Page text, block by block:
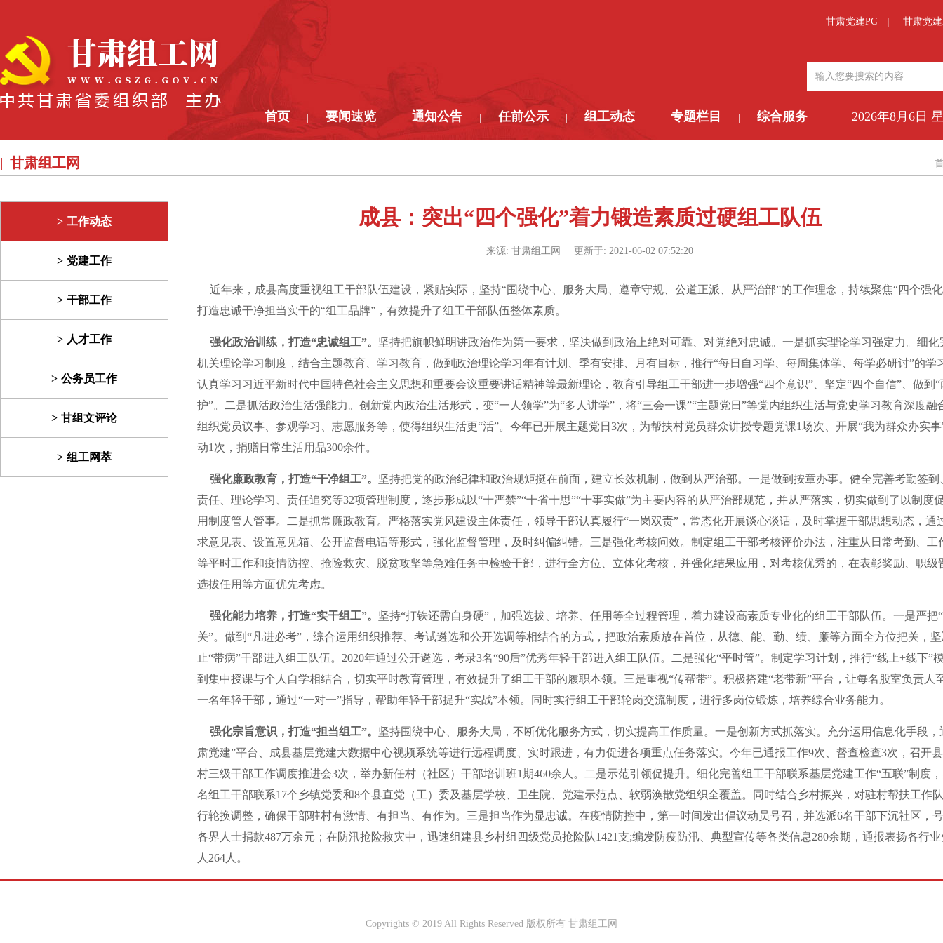
甘肃党建PC 甘肃党
首页 要闻速览 | 通知公告 | 任前公示 | 组工动态 专题栏目 综合服务 2026年8月6日
甘肃组工网
工作动态
党建工作
干部工作
人才工作
公务员工作
甘组文评论
组工网萃
成县：突出“四个强化”着力锻造素质过硬组工队伍
来源: 甘肃组工网 更新于: 2021-06-02 07:52:20
近年来，成县高度重视组工干部队伍建设，紧贴实际，坚持“围绕中心、服务大局、遵章守规、公道正派、从严治部”的工作理念，持续聚焦“四个强
打造忠诚干净担当实干的“组工品牌”，有效提升了组工干部队伍整体素质。
强化政治训练，打造“忠诚组工”。 坚持把旗帜鲜明讲政治作为第一要求，坚决做到政治上绝对可靠、对党绝对忠诚。一是抓实理论学习强定力。细化
机关理论学习制度，结合主题教育、学习教育，做到政治理论学习年有计划、季有安排、月有目标，推行“每日自习学、每周集体学、每学必研讨”的学
认真学习习近平新时代中国特色社会主义思想和重要会议重要讲话精神等最新理论，教育引导组工干部进一步增强“四个意识”、坚定“四个自信”、做到“
护”。二是抓活政治生活强能力。创新党内政治生活形式，变“一人领学”为“多人讲学”，将“三会一课”“主题党日”等党内组织生活与党史学习教育深度融
组织党员议事、参观学习、志愿服务等，使得组织生活更“活”。今年已开展主题党日3次，为帮扶村党员群众讲授专题党课1场次、开展“我为群众办实
动1次，捐赠日常生活用品300余件。
强化廉政教育，打造“干净组工”。 坚持把党的政治纪律和政治规矩挺在前面，建立长效机制，做到从严治部。一是做到按章办事。健全完善考勤签到
责任、理论学习、责任追究等32项管理制度，逐步形成以“十严禁”“十省十思”“十事实做”为主要内容的从严治部规范，并从严落实，切实做到了以制度
用制度管人管事。二是抓常廉政教育。严格落实党风建设主体责任，领导干部认真履行“一岗双责”，常态化开展谈心谈话，及时掌握干部思想动态，通
求意见表、设置意见箱、公开监督电话等形式，强化监督管理，及时纠偏纠错。三是强化考核问效。制定组工干部考核评价办法，注重从日常考勤、工
等平时工作和疫情防控、抢险救灾、脱贫攻坚等急难任务中检验干部，进行全方位、立体化考核，并强化结果应用，对考核优秀的，在表彰奖励、职级
选拔任用等方面优先考虑。
强化能力培养，打造“实干组工”。 坚持“打铁还需自身硬”，加强选拔、培养、任用等全过程管理，着力建设高素质专业化的组工干部队伍。一是严把
关”。做到“凡进必考”，综合运用组织推荐、考试遴选和公开选调等相结合的方式，把政治素质放在首位，从德、能、勤、绩、廉等方面全方位把关，
止“带病”干部进入组工队伍。2020年通过公开遴选，考录3名“90后”优秀年轻干部进入组工队伍。二是强化“平时管”。制定学习计划，推行“线上+线下”
到集中授课与个人自学相结合，切实平时教育管理，有效提升了组工干部的履职本领。三是重视“传帮带”。积极搭建“老带新”平台，让每名股室负责人
一名年轻干部，通过“一对一”指导，帮助年轻干部提升“实战”本领。同时实行组工干部轮岗交流制度，进行多岗位锻炼，培养综合业务能力。
强化宗旨意识，打造“担当组工”。 坚持围绕中心、服务大局，不断优化服务方式，切实提高工作质量。一是创新方式抓落实。充分运用信息化手段，
肃党建”平台、成县基层党建大数据中心视频系统等进行远程调度、实时跟进，有力促进各项重点任务落实。今年已通报工作9次、督查检查3次，召开
村三级干部工作调度推进会3次，举办新任村（社区）干部培训班1期460余人。二是示范引领促提升。细化完善组工干部联系基层党建工作“五联”制度
名组工干部联系17个乡镇党委和8个县直党（工）委及基层学校、卫生院、党建示范点、软弱涣散党组织全覆盖。同时结合乡村振兴，对驻村帮扶工作
行轮换调整，确保干部驻村有激情、有担当、有作为。三是担当作为显忠诚。在疫情防控中，第一时间发出倡议动员号召，并选派6名干部下沉社区，
各界人士捐款487万余元；在防汛抢险救灾中，迅速组建县乡村组四级党员抢险队1421支;编发防疫防汛、典型宣传等各类信息280余期，通报表扬各行
人264人。
Copyrights © 2019 All Rights Reserved 版权所有 甘肃组工网